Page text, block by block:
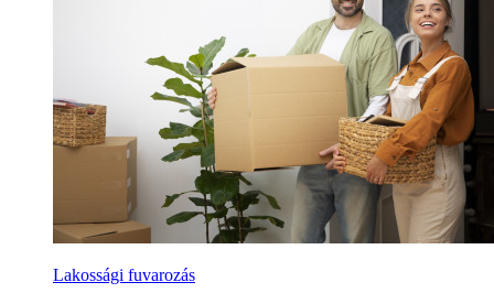
Lakossági fuvarozás